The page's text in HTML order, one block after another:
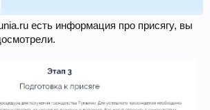
есть информация про присягу, вы